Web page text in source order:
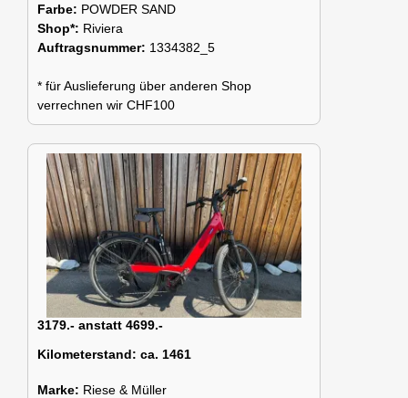
Farbe: POWDER SAND
Shop*: Riviera
Auftragsnummer: 1334382_5
* für Auslieferung über anderen Shop
verrechnen wir CHF100
3179.- anstatt 4699.-
Kilometerstand: ca. 1461
Marke: Riese & Müller